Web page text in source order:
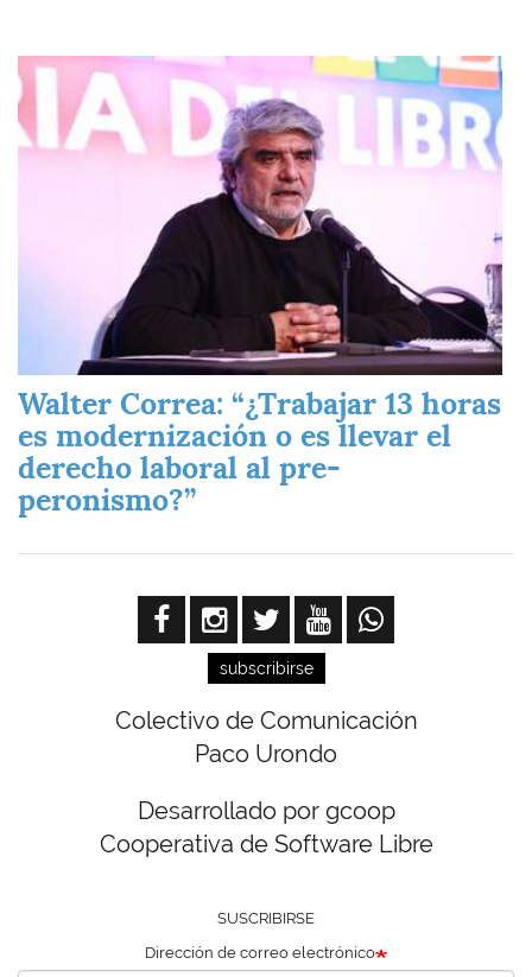
Imagen
Walter Correa: “¿Trabajar 13 horas
es modernización o es llevar el
derecho laboral al pre-
peronismo?”
subscribirse
Colectivo de Comunicación
Paco Urondo
Desarrollado por gcoop
Cooperativa de Software Libre
SUSCRIBIRSE
Dirección de correo electrónico